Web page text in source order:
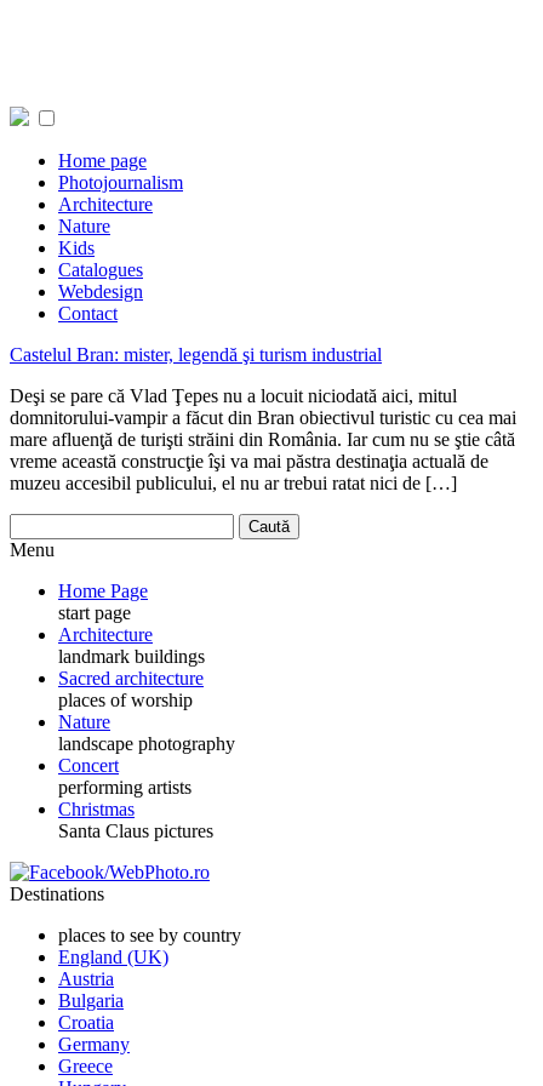
Home page
Photojournalism
Architecture
Nature
Kids
Catalogues
Webdesign
Contact
Castelul Bran: mister, legendă şi turism industrial
Deşi se pare că Vlad Ţepes nu a locuit niciodată aici, mitul
domnitorului-vampir a făcut din Bran obiectivul turistic cu cea mai
mare afluenţă de turişti străini din România. Iar cum nu se ştie câtă
vreme această construcţie îşi va mai păstra destinaţia actuală de
muzeu accesibil publicului, el nu ar trebui ratat nici de […]
Menu
Home Page
start page
Architecture
landmark buildings
Sacred architecture
places of worship
Nature
landscape photography
Concert
performing artists
Christmas
Santa Claus pictures
Destinations
places to see by country
England (UK)
Austria
Bulgaria
Croatia
Germany
Greece